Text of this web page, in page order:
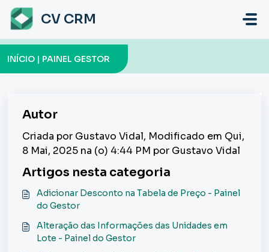
Ir para o conteúdo principal
CV CRM
INÍCIO | PAINEL GESTOR
Autor
Criada por Gustavo Vidal, Modificado em Qui,
8 Mai, 2025 na (o) 4:44 PM por Gustavo Vidal
Artigos nesta categoria
Adicionar Desconto na Tabela de Preço - Painel
do Gestor
Alteração das Informações das Unidades em
Lote - Painel do Gestor